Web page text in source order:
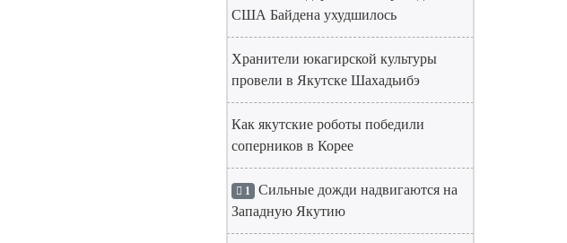
США Байдена ухудшилось
Хранители юкагирской культуры
провели в Якутске Шахадьибэ
Как якутские роботы победили
соперников в Корее
1 Сильные дожди надвигаются на
Западную Якутию